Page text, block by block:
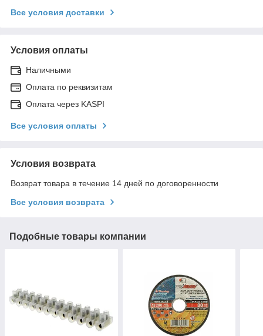
Все условия доставки
Условия оплаты
Наличными
Оплата по реквизитам
Оплата через KASPI
Все условия оплаты
Условия возврата
Возврат товара в течение 14 дней по договоренности
Все условия возврата
Подобные товары компании